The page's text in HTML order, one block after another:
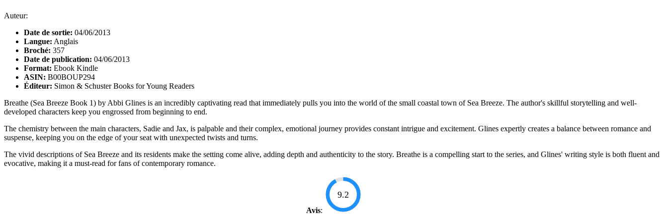
Auteur:
Date de sortie: 04/06/2013
Langue: Anglais
Broché: 357
Date de publication: 04/06/2013
Format: Ebook Kindle
ASIN: B00BOUP294
Éditeur: Simon & Schuster Books for Young Readers
Breathe (Sea Breeze Book 1) by Abbi Glines is an incredibly captivating read that immediately pulls you into the world of the small coastal town of Sea Breeze. The author's skillful storytelling and well-
developed characters keep you engrossed from beginning to end.
The chemistry between the main characters, Sadie and Jax, is palpable and their complex, emotional journey provides constant intrigue and excitement. Glines expertly creates a balance between romance and
suspense, keeping you on the edge of your seat with unexpected twists and turns.
The vivid descriptions of Sea Breeze and its residents make the setting come alive, adding depth and authenticity to the story. Breathe is a compelling start to the series, and Glines' writing style is both fluent and
evocative, making it a must-read for fans of contemporary romance.
Avis:
9.2